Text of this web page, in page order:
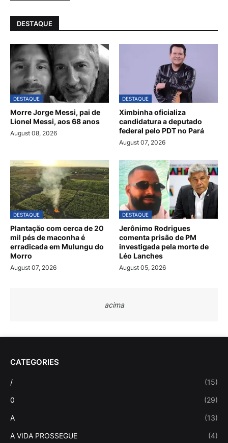
DESTAQUE
DESTAQUE
Morre Jorge Messi, pai de
Lionel Messi, aos 68 anos
August 08, 2026
DESTAQUE
Ximbinha oficializa
candidatura a deputado
federal pelo PDT no Pará
August 07, 2026
DESTAQUE
Plantação com cerca de 20
mil pés de maconha é
erradicada em Mulungu do
Morro
August 07, 2026
DESTAQUE
Jerônimo Rodrigues
comenta prisão de PM
investigada pela morte de
Léo Lanches
August 05, 2026
acima
CATEGORIES
/ (15)
0 (29)
A (13)
A VIDA PROSSEGUE (4)